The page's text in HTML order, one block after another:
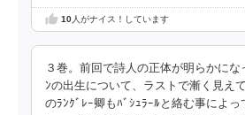
10人がナイス！しています
３巻。前回で詩人の正体が明らかにな
ﾝの出生について、ラストで漸く見え
のﾗﾝｸﾞﾚｰ卿もﾊﾞｼｭﾗｰﾙと絡む事によっ